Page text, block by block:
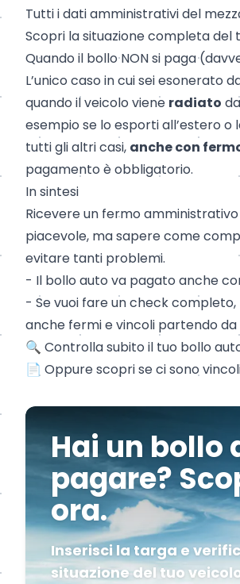
Tutti i dati amministrativi del
Scopri la situazione completa del
Quando il bollo NON si paga
L’unico caso in cui sei esonerato
quando il veicolo viene radiato
esempio se lo esporti all’estero o
tutti gli altri casi, anche con
pagamento è obbligatorio.
In sintesi
Ricevere un fermo
piacevole, ma sapere come
evitare tanti problemi.
- Il bollo auto va pagato anche
- Se vuoi fare un check
anche fermi e vincoli partendo
🔍 Controlla subito il tuo bollo
📄 Oppure scopri se ci sono
Hai un bollo
pagare?
ora.
Inserisci la targa e
situazione del tuo